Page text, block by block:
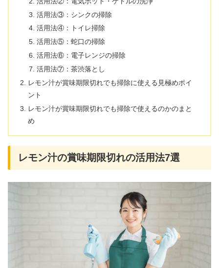
活用法③：シンクの掃除
活用法④：トイレ掃除
活用法⑤：蛇口の掃除
活用法⑥：電子レンジの掃除
活用法⑦：茶渋落とし
レモン汁が賞味期限切れでも掃除に使える見極めポイ
ント
レモン汁が賞味期限切れでも掃除で使えるのかのまと
め
レモン汁の賞味期限切れの活用法7選